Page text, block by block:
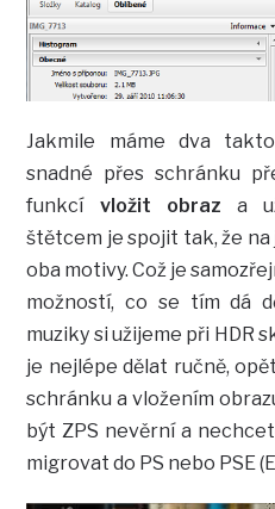
Jakmile máme dva
snadné přes schránku
funkcí vložit obraz a
štětcem je spojit tak, že
oba motivy. Což je
možností, co se tím dá
muziky si užijeme při HDR
je nejlépe dělat ručně,
schránku a vložením
být ZPS nevěrní a
migrovat do PS nebo PSE